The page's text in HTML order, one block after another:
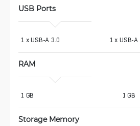
USB Ports
1 x USB-A 3.0 1 x USB-A
RAM
1 GB 1 GB
Storage Memory